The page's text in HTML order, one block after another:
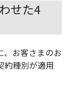
せた4
、お客さまのお
約種別が適用